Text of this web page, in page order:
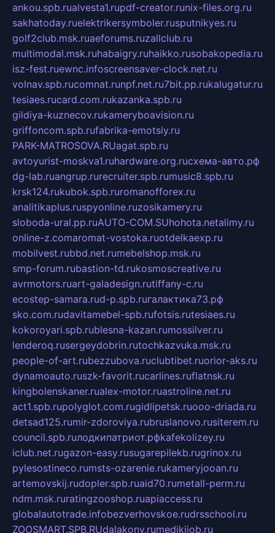
ankou.spb.rualvesta1.rupdf-creator.runix-files.org.ru
sakhatoday.ruelektrikersymboler.rusputnikyes.ru
golf2club.msk.ruaeforums.ruzallclub.ru
multimodal.msk.ruhabaigry.ruhaikko.rusobakopedia.ru
isz-fest.ruewnc.infoscreensaver-clock.net.ru
volnav.spb.rucomnat.runpf.net.ru7bit.pp.rukalugatur.ru
tesiaes.rucard.com.rukazanka.spb.ru
gildiya-kuznecov.rukameryboavision.ru
griffoncom.spb.rufabrika-emotsiy.ru
PARK-MATROSOVA.RUagat.spb.ru
avtoyurist-moskva1.ruhardware.org.ruсхема-авто.рф
dg-lab.ruangrup.rurecruiter.spb.rumusic8.spb.ru
krsk124.rukubok.spb.ruromanofforex.ru
analitikaplus.ruspyonline.ruzosikamery.ru
sloboda-ural.pp.ruAUTO-COM.SUhohota.netalimy.ru
online-z.comaromat-vostoka.ruotdelkaexp.ru
mobilvest.rubbd.net.rumebelshop.msk.ru
smp-forum.rubastion-td.rukosmoscreative.ru
avrmotors.ruart-galadesign.rutiffany-c.ru
ecostep-samara.rud-p.spb.ruгалактика73.рф
sko.com.rudavitamebel-spb.rufotsis.rutesiaes.ru
kokoroyari.spb.rublesna-kazan.rumossilver.ru
lenderoq.rusergeydobrin.rutochkazvuka.msk.ru
people-of-art.rubezzubova.ruclubtibet.ruorior-aks.ru
dynamoauto.ruszk-favorit.rucarlines.ruflatnsk.ru
kingbolenskaner.rualex-motor.ruastroline.net.ru
act1.spb.rupolyglot.com.rugidlipetsk.ruooo-driada.ru
detsad125.rumir-zdoroviya.rubruslanovo.rusiterem.ru
council.spb.ruлодкипатриот.рфkafekolizey.ru
iclub.net.rugazon-easy.rusugarepilekb.rugrinox.ru
pylesostineco.rumsts-ozarenie.rukameryjooan.ru
artemovskij.rudopler.spb.ruaid70.rumetall-perm.ru
ndm.msk.ruratingzooshop.ruapiaccess.ru
globalautotrade.infobezverhovskoe.rudrsschool.ru
ZOOSMART.SPB.RUdalakony.rumedikijob.ru